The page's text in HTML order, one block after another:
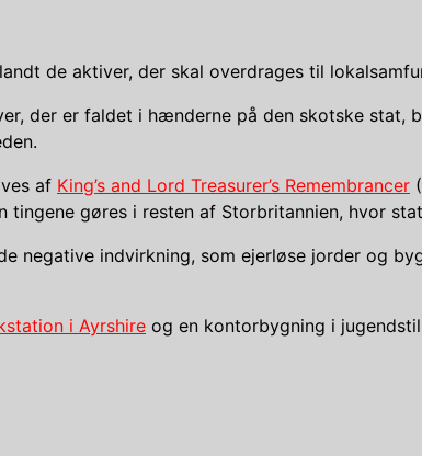
de aktiver, der skal overdrages til
der er faldet i hænderne på den skotske stat,
af King’s and Lord Treasurer’s Remembrancer
gøres i resten af ​​Storbritannien, hvor
negative indvirkning, som ejerløse jorder og
i Ayrshire og en kontorbygning i